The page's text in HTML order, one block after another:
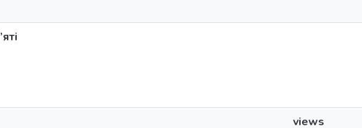
views